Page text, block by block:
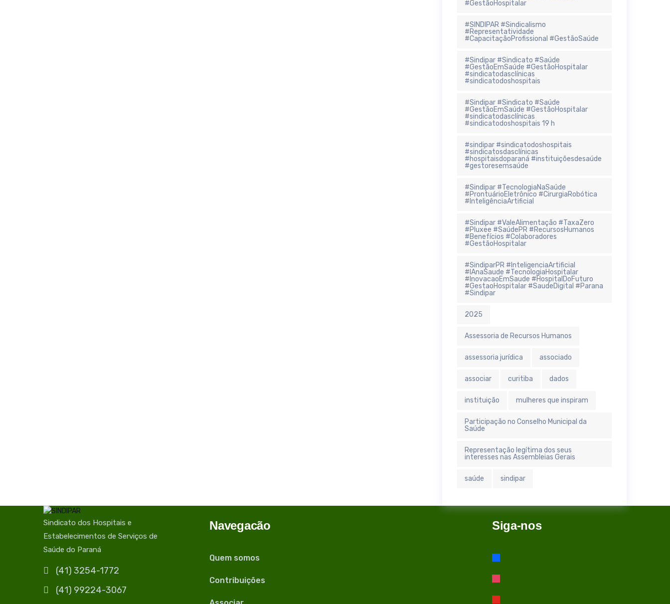
#GestãoHospitalar
#SINDIPAR #Sindicalismo
#Representatividade
#CapacitaçãoProfissional #GestãoSaúde
#Sindipar #Sindicato #Saúde
#GestãoEmSaúde #GestãoHospitalar
#sindicatodasclínicas
#sindicatodoshospitais
#Sindipar #Sindicato #Saúde
#GestãoEmSaúde #GestãoHospitalar
#sindicatodasclínicas
#sindicatodoshospitais 19 h
#sindipar #sindicatodoshospitais
#sindicatosdasclínicas
#hospitaisdoparaná #instituiçõesdesaúde
#gestoresemsaúde
#Sindipar #TecnologiaNaSaúde
#ProntuárioEletrônico #CirurgiaRobótica
#InteligênciaArtificial
#Sindipar #ValeAlimentação #TaxaZero
#Pluxee #SaúdePR #RecursosHumanos
#Benefícios #Colaboradores
#GestãoHospitalar
#SindiparPR #InteligenciaArtificial
#IAnaSaude #TecnologiaHospitalar
#InovacaoEmSaude #HospitalDoFuturo
#GestaoHospitalar #SaudeDigital #Parana
#Sindipar
2025
Assessoria de Recursos Humanos
assessoria jurídica associado
associar curitiba dados
instituição mulheres que inspiram
Participação no Conselho Municipal da
Saúde
Representação legítima dos seus
interesses nas Assembleias Gerais
saúde sindipar
Sindicato dos Hospitais e
Estabelecimentos de Serviços de
Saúde do Paraná
(41) 3254-1772
(41) 99224-3067
Navegacão
Quem somos
Contribuições
Siga-nos